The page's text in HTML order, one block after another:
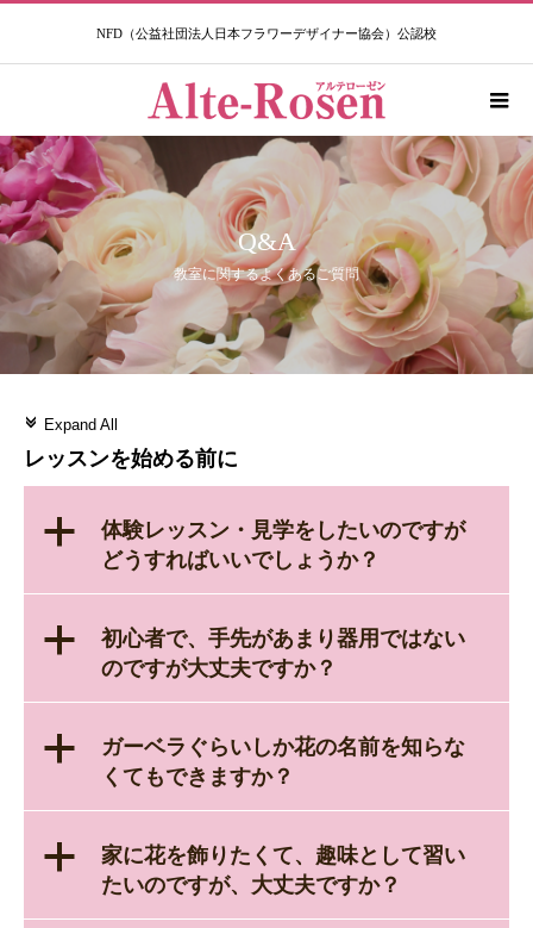
NFD（公益社団法人日本フラワーデザイナー協会）公認校​
Q&A
教室に関するよくあるご質問
c Expand All
レッスンを始める前に
a
体験レッスン・見学をしたいのですが
どうすればいいでしょうか？
a
初心者で、手先があまり器用ではない
のですが大丈夫ですか？
a
ガーベラぐらいしか花の名前を知らな
くてもできますか？
a
家に花を飾りたくて、趣味として習い
たいのですが、大丈夫ですか？